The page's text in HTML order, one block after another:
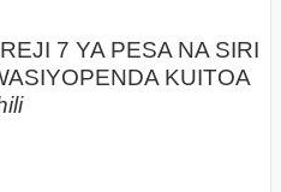
7 YA PESA NA SIRI
KUITOA